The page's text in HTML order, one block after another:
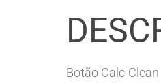
Botão Calc-